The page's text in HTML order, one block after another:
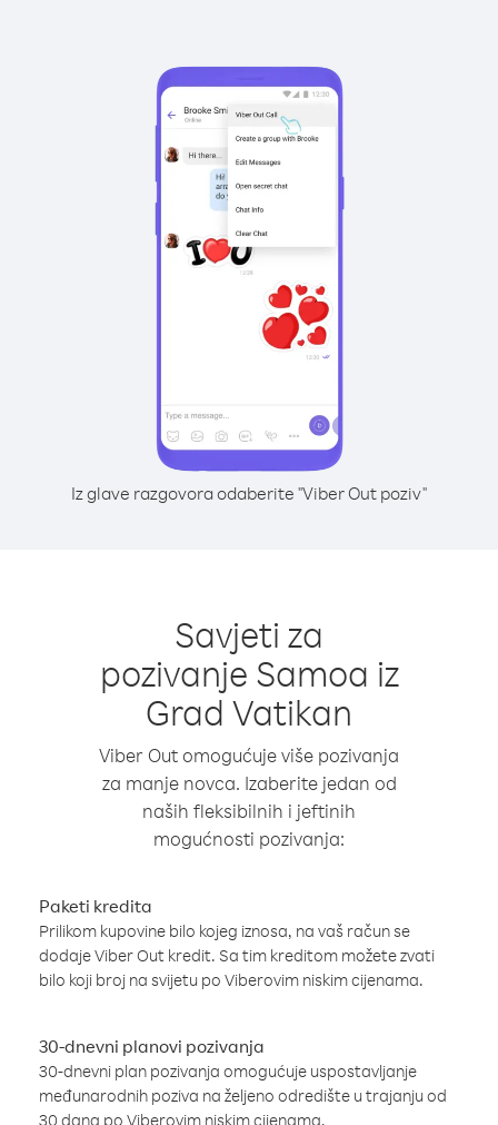
Iz glave razgovora odaberite "Viber Out poziv"
Savjeti za
pozivanje Samoa iz
Grad Vatikan
Viber Out omogućuje više pozivanja
za manje novca. Izaberite jedan od
naših fleksibilnih i jeftinih
mogućnosti pozivanja:
Paketi kredita
Prilikom kupovine bilo kojeg iznosa, na vaš račun se
dodaje Viber Out kredit. Sa tim kreditom možete zvati
bilo koji broj na svijetu po Viberovim niskim cijenama.
30-dnevni planovi pozivanja
30-dnevni plan pozivanja omogućuje uspostavljanje
međunarodnih poziva na željeno odredište u trajanju od
30 dana po Viberovim niskim cijenama.